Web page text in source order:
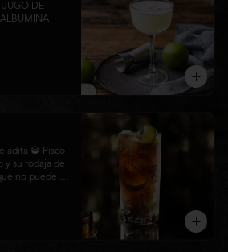
JUGO DE
ALBUMINA
🥃 Pisco
y su rodaja de
no puede